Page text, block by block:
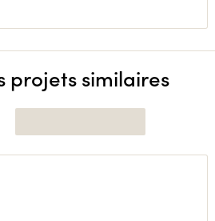
projets similaires